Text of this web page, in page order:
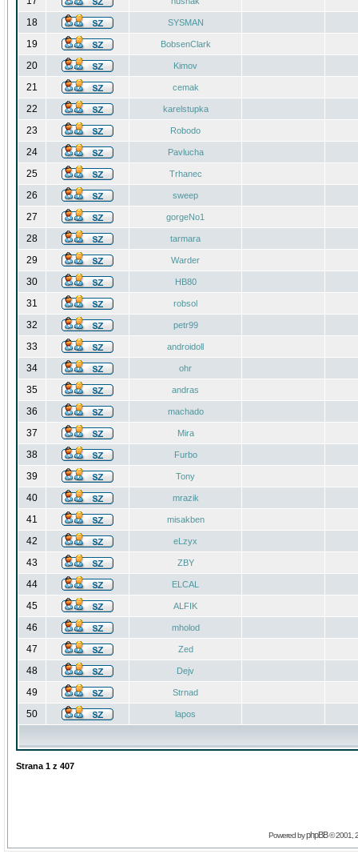
18 SYSMAN
19 BobsenClark
20 Kimov
21 cemak
22 karelstupka
23 Robodo
24 Pavlucha
25 Trhanec
26 sweep
27 gorgeNo1
28 tarmara
29 Warder
30 HB80
31 robsol
32 petr99
33 androidoll
34 ohr
35 andras
36 machado
37 Mira
38 Furbo
39 Tony
40 mrazik
41 misakben
42 eLzyx
43 ZBY
44 ELCAL
45 ALFIK
46 mholod
47 Zed
48 Dejv
49 Strnad
50 lapos
Strana 1 z 407
Powered byphpBB© 2001,